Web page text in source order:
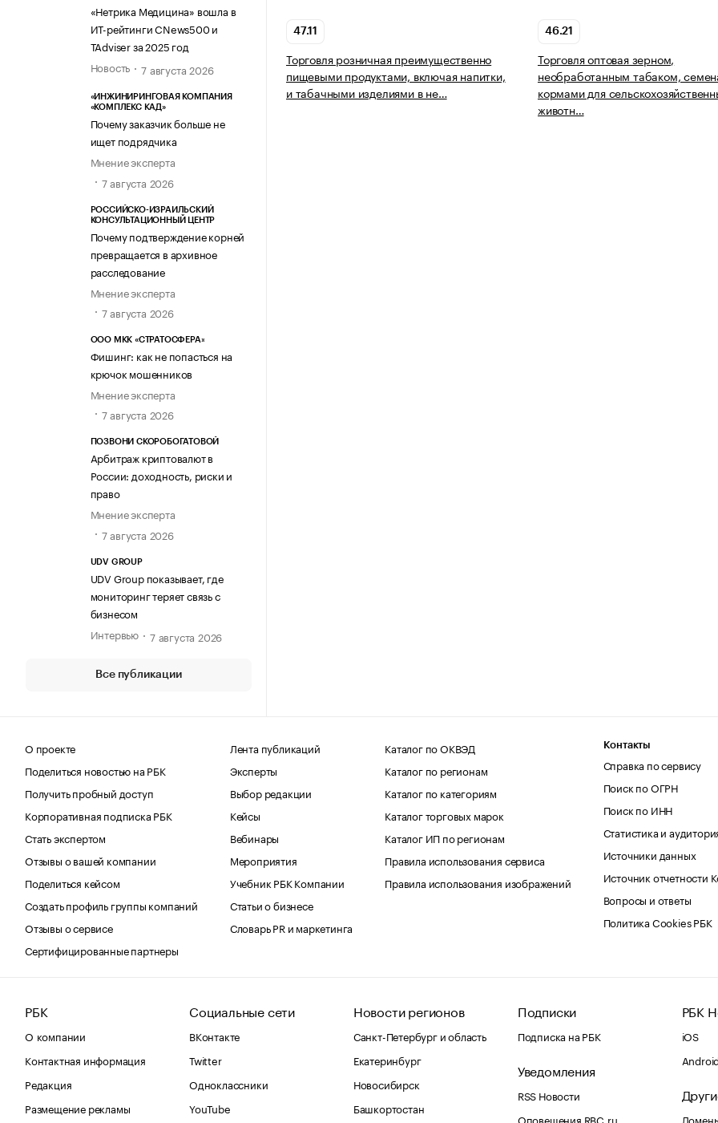
«Нетрика Медицина» вошла в
ИТ-рейтинги CNews500 и
TAdviser за 2025 год
Новость
7 августа 2026
«ИНЖИНИРИНГОВАЯ КОМПАНИЯ
«КОМПЛЕКС КАД»
Почему заказчик больше не
ищет подрядчика
Мнение эксперта
7 августа 2026
РОССИЙСКО-ИЗРАИЛЬСКИЙ
КОНСУЛЬТАЦИОННЫЙ ЦЕНТР
Почему подтверждение корней
превращается в архивное
расследование
Мнение эксперта
7 августа 2026
ООО МКК «СТРАТОСФЕРА»
Фишинг: как не попасться на
крючок мошенников
Мнение эксперта
7 августа 2026
ПОЗВОНИ СКОРОБОГАТОВОЙ
Арбитраж криптовалют в
России: доходность, риски и
право
Мнение эксперта
7 августа 2026
UDV GROUP
UDV Group показывает, где
мониторинг теряет связь с
бизнесом
Интервью
7 августа 2026
Все публикации
47.11
Торговля розничная преимущественно
пищевыми продуктами, включая напитки,
и табачными изделиями в не…
46.21
Торговля оптовая зерном,
необработанным табаком,
кормами для
животн…
О проекте
Поделиться новостью на РБК
Получить пробный доступ
Корпоративная подписка РБК
Стать экспертом
Отзывы о вашей компании
Поделиться кейсом
Создать профиль группы компаний
Отзывы о сервисе
Сертифицированные партнеры
Лента публикаций
Эксперты
Выбор редакции
Кейсы
Вебинары
Мероприятия
Учебник РБК Компании
Статьи о бизнесе
Словарь PR и маркетинга
Каталог по ОКВЭД
Каталог по регионам
Каталог по категориям
Каталог торговых марок
Каталог ИП по регионам
Правила использования сервиса
Правила использования изображений
Контакты
Справка по сервису
Поиск по ОГРН
Поиск по ИНН
Статистика и
Источники данных
Источник отчетности
Вопросы и ответы
Политика Cookies РБК
РБК
О компании
Контактная информация
Редакция
Размещение рекламы
Социальные сети
ВКонтакте
Twitter
Одноклассники
YouTube
Новости регионов
Санкт-Петербург и область
Екатеринбург
Новосибирск
Башкортостан
Подписки
Подписка на РБК
Уведомления
RSS Новости
Оповещения RBC.ru
РБК
iOS